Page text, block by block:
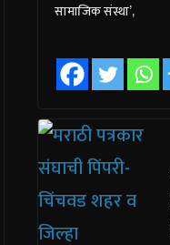
सामाजिक संस्था’,